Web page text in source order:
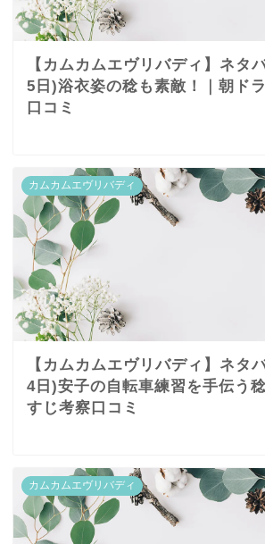
【カムカムエヴリバディ】ネタ
5日)浴衣姿の稔も素敵！｜朝ド
口コミ
カムカムエヴリバディ
【カムカムエヴリバディ】ネタ
4日)安子の自転車練習を手伝う
すじ考察口コミ
カムカムエヴリバディ